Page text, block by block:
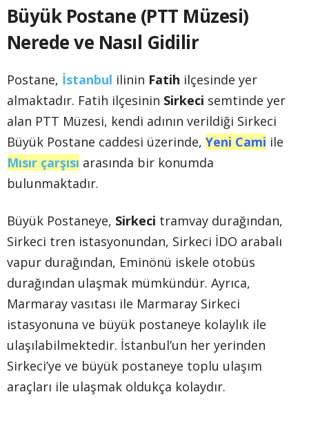
Büyük Postane (PTT Müzesi)
Nerede ve Nasıl Gidilir
Postane, İstanbul ilinin Fatih ilçesinde yer
almaktadır. Fatih ilçesinin Sirkeci semtinde yer
alan PTT Müzesi, kendi adının verildiği Sirkeci
Büyük Postane caddesi üzerinde, Yeni Cami ile
Mısır çarşısı arasında bir konumda
bulunmaktadır.
Büyük Postaneye, Sirkeci tramvay durağından,
Sirkeci tren istasyonundan, Sirkeci İDO arabalı
vapur durağından, Eminönü iskele otobüs
durağından ulaşmak mümkündür. Ayrıca,
Marmaray vasıtası ile Marmaray Sirkeci
istasyonuna ve büyük postaneye kolaylık ile
ulaşılabilmektedir. İstanbul’un her yerinden
Sirkeci’ye ve büyük postaneye toplu ulaşım
araçları ile ulaşmak oldukça kolaydır.